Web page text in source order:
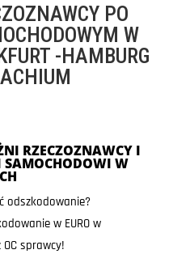
PO
W
-HAMBURG
RZECZOZNAWCY I
SAMOCHODOWI W
odszkodowanie?
w EURO w
OC sprawcy!